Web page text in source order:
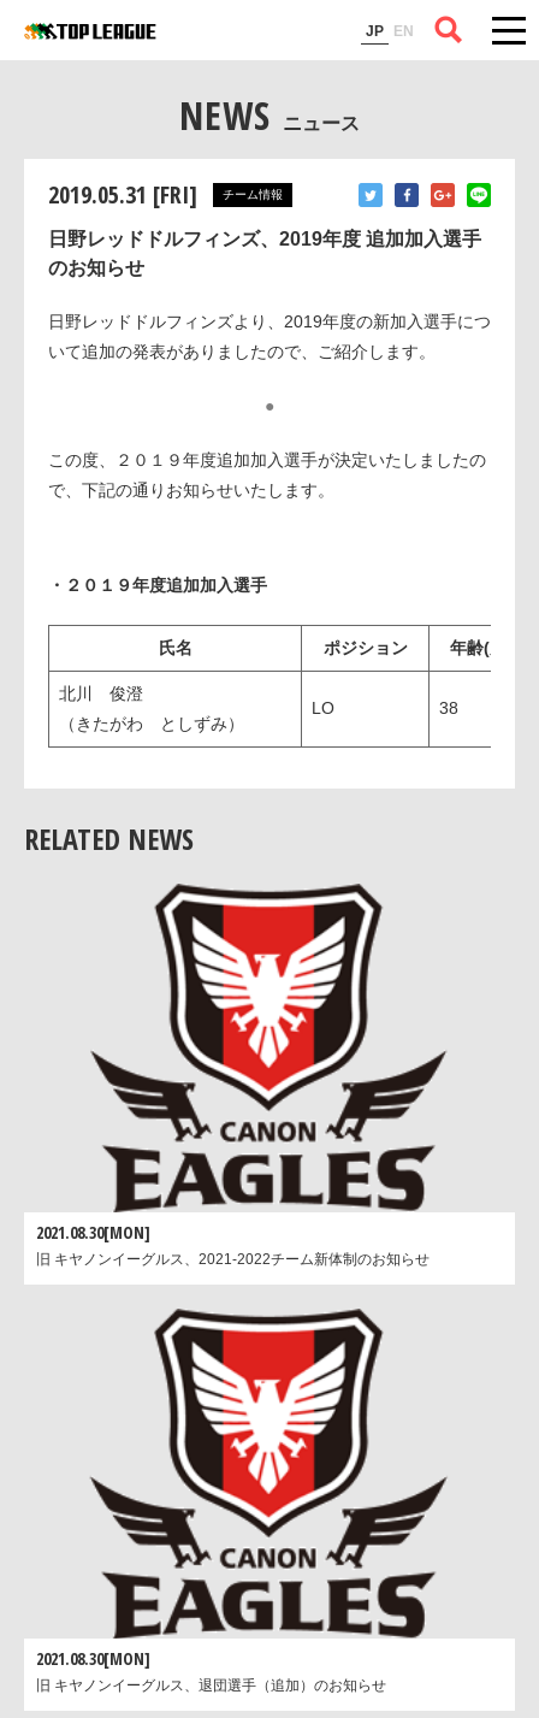
JP EN
コラム
NEWS ニュース
2019.05.31 [FRI] チーム情報
日野レッドドルフィンズ、2019年度 追加加入選手
のお知らせ
日野レッドドルフィンズより、2019年度の新加入選手につ
いて追加の発表がありましたので、ご紹介します。
●
この度、２０１９年度追加加入選手が決定いたしましたの
で、下記の通りお知らせいたします。
・２０１９年度追加加入選手
氏名 ポジション 年齢(歳）
北川 俊澄
（きたがわ としずみ）
LO 38
RELATED NEWS
2021.08.30[MON]
旧 キヤノンイーグルス、2021-2022チーム新体制のお知らせ
2021.08.30[MON]
旧 キヤノンイーグルス、退団選手（追加）のお知らせ